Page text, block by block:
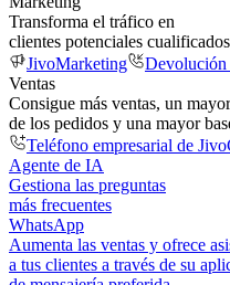
Transforma el tráfico en
clientes potenciales cualificados
JivoMarketing
Devolución
Ventas
Consigue más ventas, un
de los pedidos y una mayor
Teléfono empresarial de
Agente de IA
Gestiona las preguntas
más frecuentes
WhatsApp
Aumenta las ventas y ofrece
a tus clientes a través de su